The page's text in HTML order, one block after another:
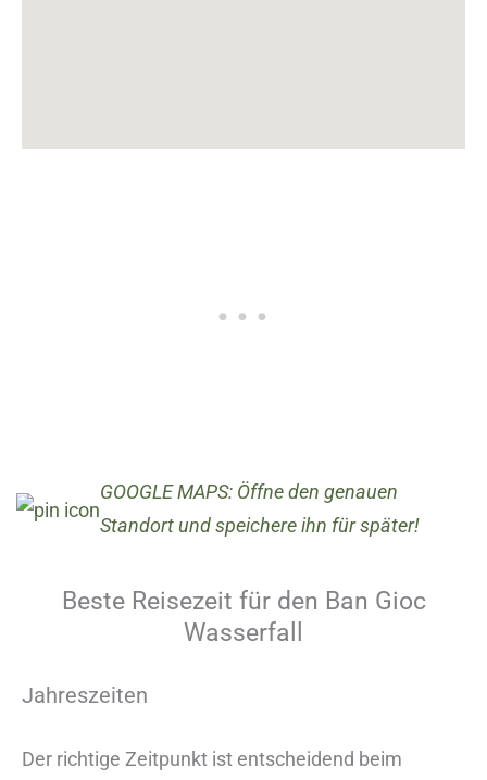
GOOGLE MAPS: Öffne den genauen
Standort und speichere ihn für später!
Beste Reisezeit für den Ban Gioc
Wasserfall
Jahreszeiten
Der richtige Zeitpunkt ist entscheidend beim